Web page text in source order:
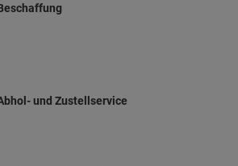
und Zustellservice